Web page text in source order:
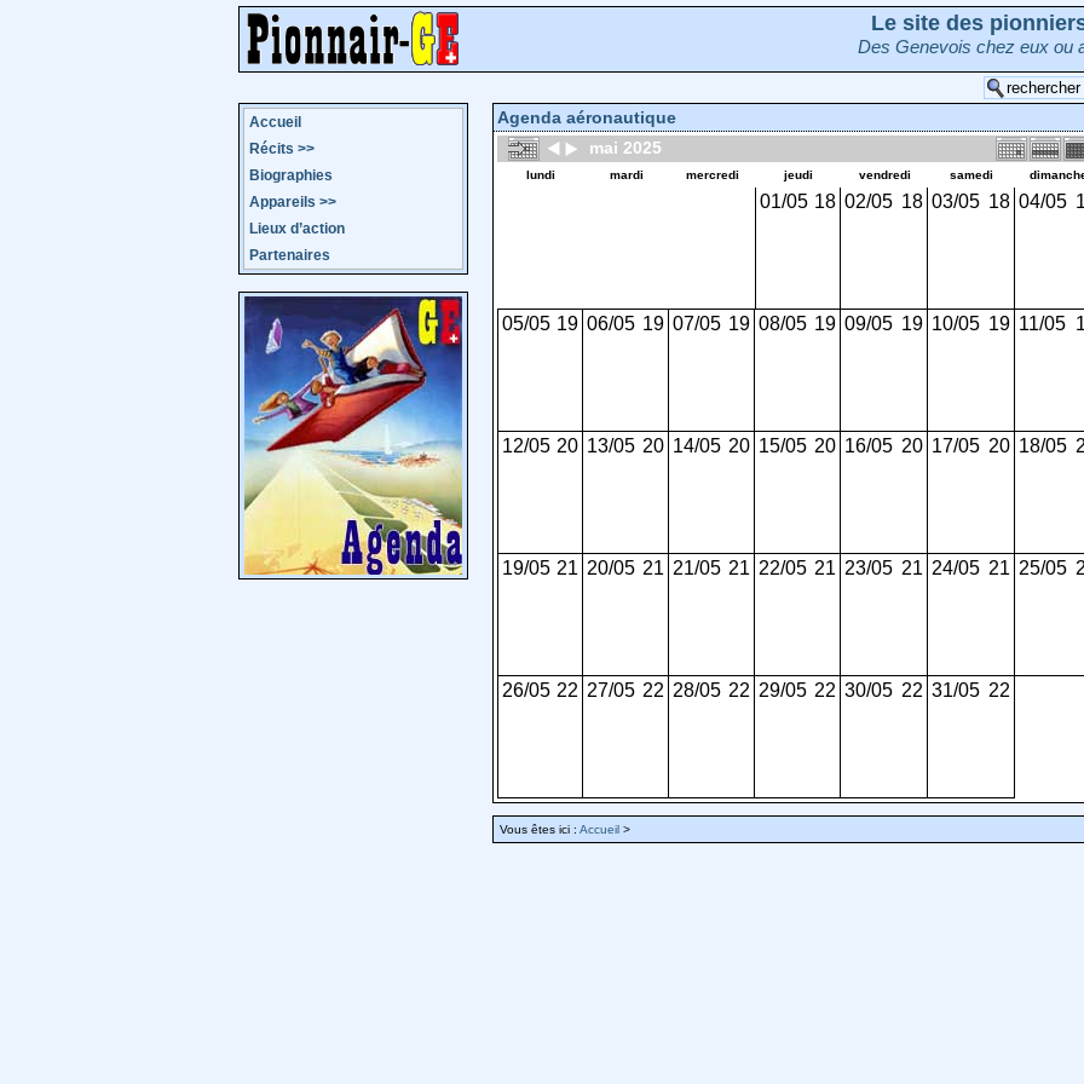
Le site des
Des Genevois chez eux ou
Accueil
Récits >>
Biographies
Appareils >>
Lieux d’action
Partenaires
Agenda aéronautique
mai 2025
lundi mardi mercredi jeudi vendredi samedi
01/05 18 02/05 18 03/05 18 04/05
05/05 19 06/05 19 07/05 19 08/05 19 09/05 19 10/05 19 11/05
12/05 20 13/05 20 14/05 20 15/05 20 16/05 20 17/05 20 18/05
19/05 21 20/05 21 21/05 21 22/05 21 23/05 21 24/05 21 25/05
26/05 22 27/05 22 28/05 22 29/05 22 30/05 22 31/05 22
Vous êtes ici : Accueil >